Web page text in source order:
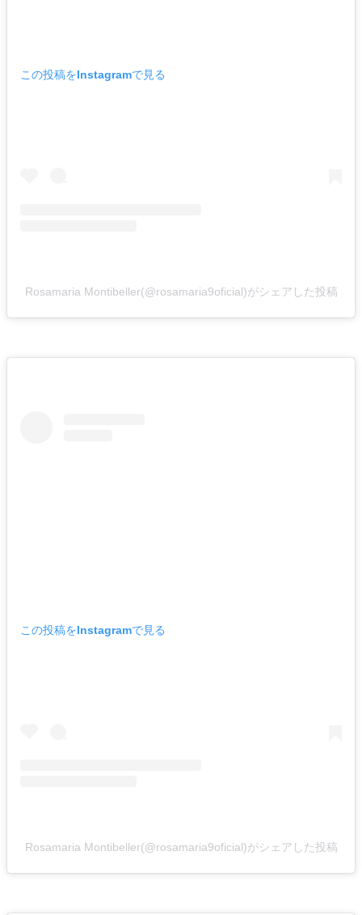
この投稿をInstagramで見る
Rosamaria Montibeller(@rosamaria9oficial)がシェアした投稿
この投稿をInstagramで見る
Rosamaria Montibeller(@rosamaria9oficial)がシェアした投稿